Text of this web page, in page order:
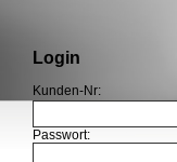
Login
Kunden-Nr:
Passwort: